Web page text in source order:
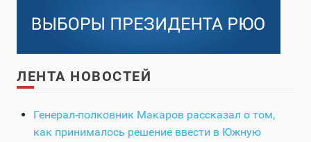
ЛЕНТА НОВОСТЕЙ
Генерал-полковник Макаров рассказал о том,
как принималось решение ввести в Южную